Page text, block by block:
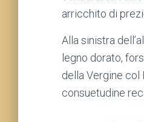
arricchito di
Alla sinistra
legno dorato,
della Vergine
consuetudine